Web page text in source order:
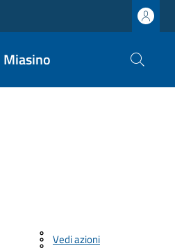
Miasino
Vedi azioni